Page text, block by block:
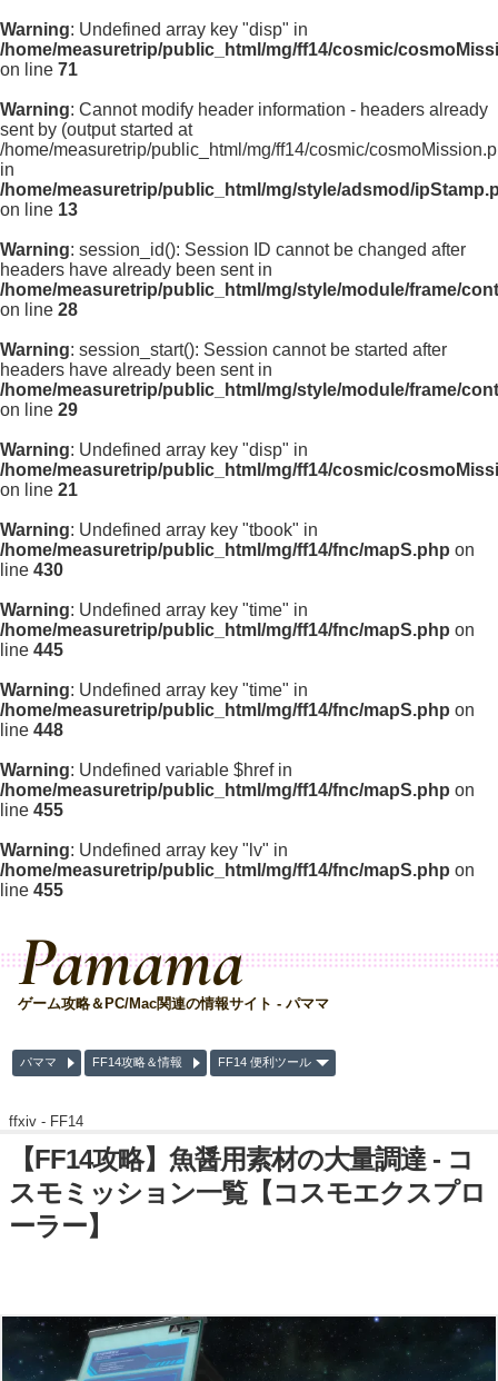
Warning: Undefined array key "disp" in
/home/measuretrip/public_html/mg/ff14/cosmic/
on line 71
Warning: Cannot modify header information - headers already
sent by (output started at
/home/measuretrip/public_html/mg/ff14/cosmic/
in
/home/measuretrip/public_html/mg/style/adsmod/
on line 13
Warning: session_id(): Session ID cannot be changed after
headers have already been sent in
/home/measuretrip/public_html/mg/style/module/frame/
on line 28
Warning: session_start(): Session cannot be started after
headers have already been sent in
/home/measuretrip/public_html/mg/style/module/frame/
on line 29
Warning: Undefined array key "disp" in
/home/measuretrip/public_html/mg/ff14/cosmic/
on line 21
Warning: Undefined array key "tbook" in
/home/measuretrip/public_html/mg/ff14/fnc/mapS.php on
line 430
Warning: Undefined array key "time" in
/home/measuretrip/public_html/mg/ff14/fnc/mapS.php on
line 445
Warning: Undefined array key "time" in
/home/measuretrip/public_html/mg/ff14/fnc/mapS.php on
line 448
Warning: Undefined variable $href in
/home/measuretrip/public_html/mg/ff14/fnc/mapS.php on
line 455
Warning: Undefined array key "lv" in
/home/measuretrip/public_html/mg/ff14/fnc/mapS.php on
line 455
Pamama
ゲーム攻略＆PC/Mac関連の情報サイト - パママ
パママ FF14攻略＆情報 FF14 便利ツール
ffxiv - FF14
【FF14攻略】魚醤用素材の大量調達 - コ
スモミッション一覧【コスモエクスプロ
ーラー】